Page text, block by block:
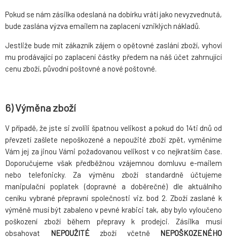
Pokud se nám zásilka odeslaná na dobírku vrátí jako nevyzvednutá,
bude zaslána výzva emailem na zaplacení vzniklých nákladů.
Jestliže bude mít zákazník zájem o opětovné zaslání zboží, vyhoví
mu prodávající po zaplacení částky předem na náš účet zahrnující
cenu zboží, původní poštovné a nové poštovné.
6) Výměna zboží
V případě, že jste si zvolili špatnou velikost a pokud do 14ti dnů od
převzetí zašlete nepoškozené a nepoužité zboží zpět, vyměníme
Vám jej za jinou Vámi požadovanou velikost v co nejkratším čase.
Doporučujeme však předběžnou vzájemnou domluvu e-mailem
nebo telefonicky. Za výměnu zboží standardně účtujeme
manipulační poplatek (dopravné a doběrečné) dle aktuálního
ceníku vybrané přepravní společnosti viz. bod 2. Zboží zaslané k
výměně musí být zabaleno v pevné krabici tak, aby bylo vyloučeno
poškození zboží během přepravy k prodejci. Zásilka musí
obsahovat NEPOUŽITÉzboží včetně NEPOŠKOZENÉHO